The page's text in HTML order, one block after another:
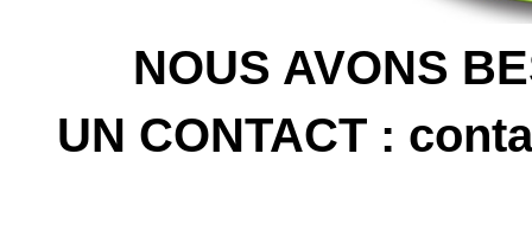
NOUS AVONS
UN CONTACT :